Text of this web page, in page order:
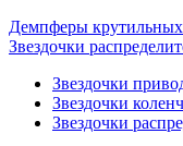
Демпферы крутильных
Звездочки
Звездочки
Звездочки
Звездочки